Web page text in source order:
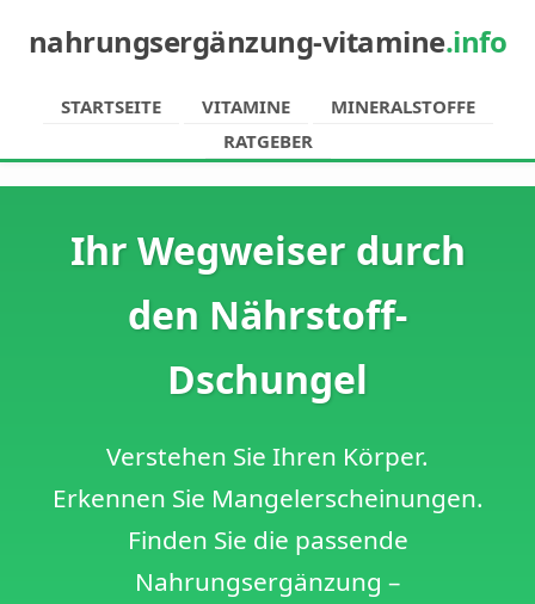
nahrungsergänzung-vitamine.info
STARTSEITE VITAMINE
MINERALSTOFFE
RATGEBER
Ihr Wegweiser durch
den Nährstoff-
Dschungel
Verstehen Sie Ihren Körper.
Erkennen Sie Mangelerscheinungen.
Finden Sie die passende
Nahrungsergänzung –